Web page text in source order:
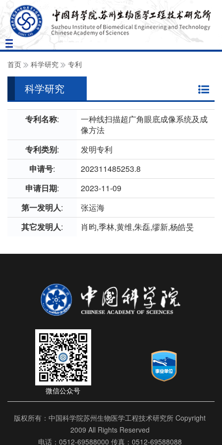
Toggle
navigation
首页 科学研究 专利
科学研究
专利名称:
一种线扫描超广角眼底成像系统及成
像方法
专利类别:
发明专利
申请号:
202311485253.8
申请日期:
2023-11-09
第一发明人:
张运海
其它发明人: 肖昀,季林,黄维,朱磊,缪新,杨皓旻
微信公众号
版权所有：中国科学院苏州生物医学工程技术研究所 Copyright
2009 All Rights Reserved
电话：0512-69588000 传真：0512-69588088